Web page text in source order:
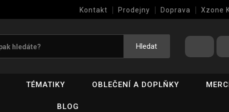
Kontakt Prodejny Doprava Xzone
Hledat
TÉMATIKY OBLEČENÍ A DOPLŇKY
BLOG